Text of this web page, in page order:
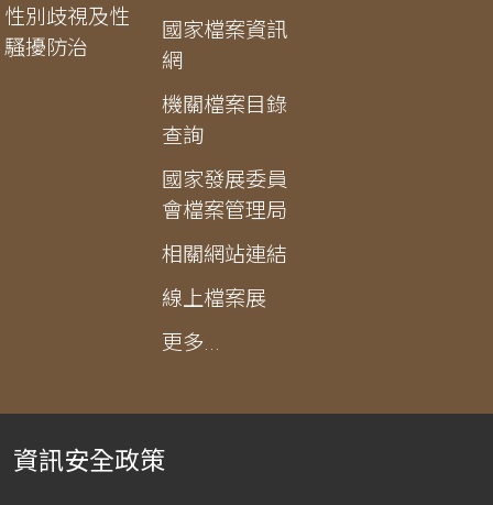
性別歧視及性
騷擾防治
國家檔案資訊
網
機關檔案目錄
查詢
國家發展委員
會檔案管理局
相關網站連結
線上檔案展
更多...
資訊安全政策